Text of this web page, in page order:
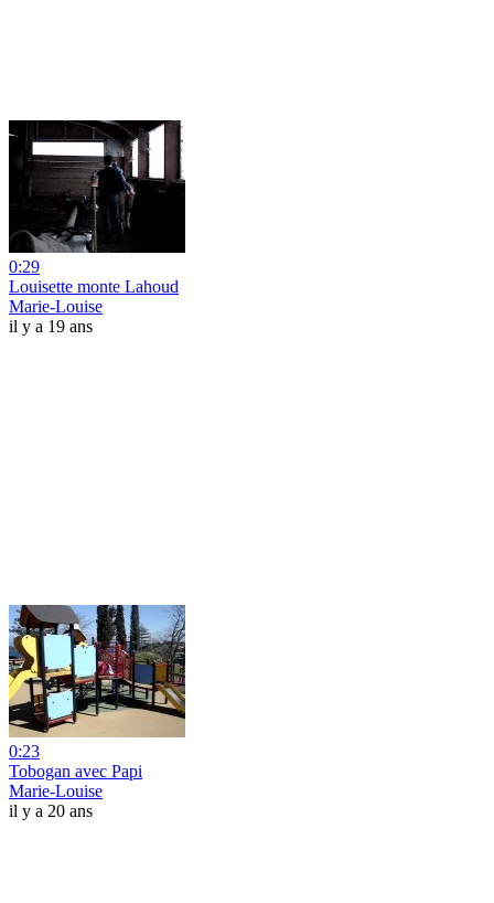
0:29
Louisette monte Lahoud
Marie-Louise
il y a 19 ans
0:23
Tobogan avec Papi
Marie-Louise
il y a 20 ans